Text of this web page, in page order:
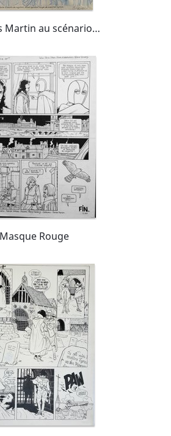
Jacques Martin au scénario, Marco Venanzi au dessin, planche originale, Alix "le Testament de César".
Masque Rouge